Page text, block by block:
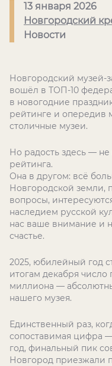
13 января 2026
Новгородский
Новости
Новгородский музей-
вошёл в ТОП-10
в новогодние
рейтинге и опередив
столичные музеи.
Но радость здесь —
рейтинга.
Она в другом: всё
Новгородской земли,
вопросы,
наследием русской
нас ваше внимание и
счастье.
2025, юбилейный год
итогам декабря
миллиона —
нашего музея.
Единственный раз,
сопоставимая цифра
год, финальный пик
Новгород приезжали